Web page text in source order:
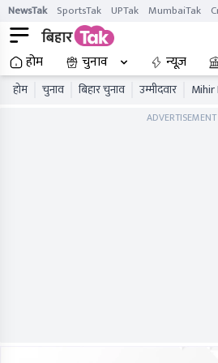
NewsTak SportsTak UPTak MumbaiTak
होम चुनाव न्यूज़
होम चुनाव बिहार चुनाव उम्मीदवार Mihir
ADVERTISEMENT